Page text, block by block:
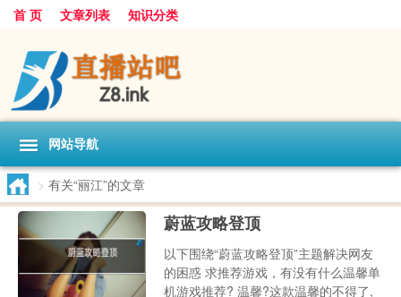
首 页 文章列表 知识分类
网站导航
> 有关“丽江”的文章
蔚蓝攻略登顶
以下围绕“蔚蓝攻略登顶”主题解决网友
的困惑 求推荐游戏，有没有什么温馨单
机游戏推荐? 温馨?这款温馨的不得了,